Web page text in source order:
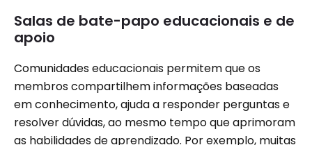
Salas de bate-papo educacionais e de
apoio
Comunidades educacionais permitem que os
membros compartilhem informações baseadas
em conhecimento, ajuda a responder perguntas e
resolver dúvidas, ao mesmo tempo que aprimoram
as habilidades de aprendizado. Por exemplo, muitas